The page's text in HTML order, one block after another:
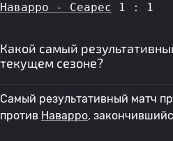
Наварро - Сеарес 1 : 1
Какой самый
текущем сезоне?
Самый результативный матч
против Наварро,